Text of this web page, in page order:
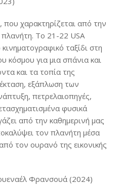
χαρακτηρίζεται από την
Το 21-22 USA
ταξίδι στη
κόσμου για μια σπάνια και
και τα τοπία της
εξάπλωση των
πετρελαιοπηγές,
φυσικά
από την καθημερινή μας
τον πλανήτη μέσα
τον ουρανό της εικονικής
Φρανσουά (2024)